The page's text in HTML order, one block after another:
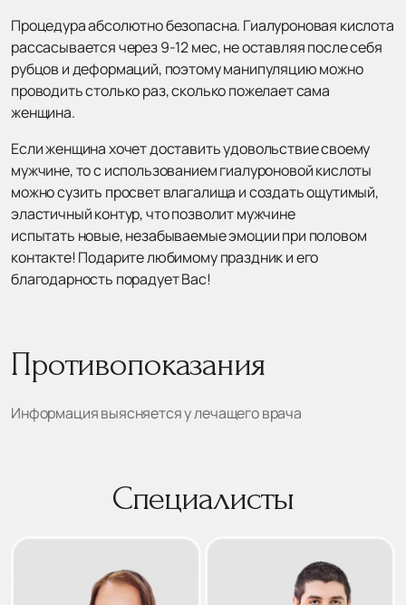
Процедура абсолютно безопасна. Гиалуроновая кислота
рассасывается через 9-12 мес, не оставляя после себя
рубцов и деформаций, поэтому манипуляцию можно
проводить столько раз, сколько пожелает сама
женщина.
Если женщина хочет доставить удовольствие своему
мужчине, то с использованием гиалуроновой кислоты
можно сузить просвет влагалища и создать ощутимый,
эластичный контур, что позволит мужчине
испытать новые, незабываемые эмоции при половом
контакте! Подарите любимому праздник и его
благодарность порадует Вас!
Противопоказания
Информация выясняется у лечащего врача
Специалисты